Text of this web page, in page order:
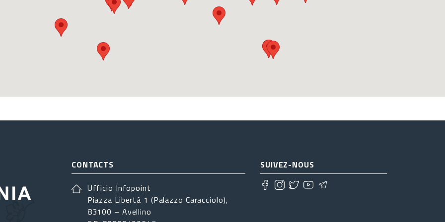
CONTACTS
Ufficio Infopoint
Piazza Libertá 1 (Palazzo Caracciolo),
83100 – Avellino
SUIVEZ-NOUS